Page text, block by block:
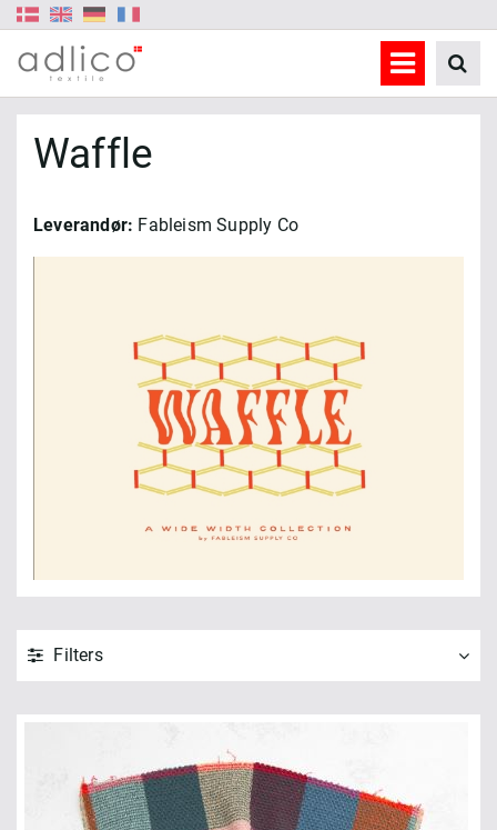
Waffle
Leverandør: Fableism Supply Co
Filters